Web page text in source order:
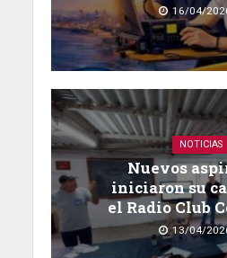
16/04/
NOTICIAS
Nuevos
iniciaron su
el Radio Club
13/04/